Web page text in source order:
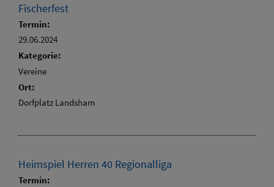
Fischerfest
Termin:
29.06.2024
Kategorie:
Vereine
Ort:
Dorfplatz Landsham
Heimspiel Herren 40 Regionalliga
Termin: